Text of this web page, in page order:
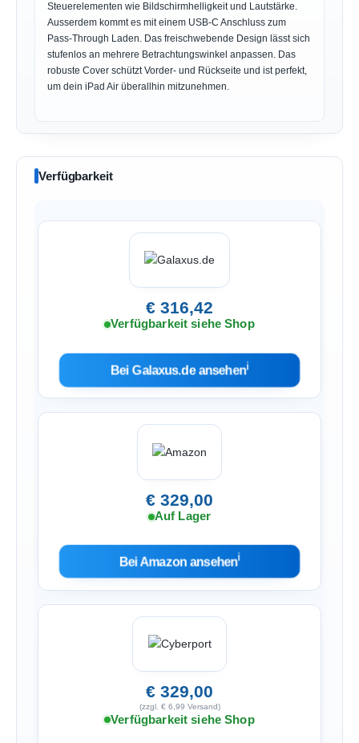
Steuerelementen wie Bildschirmhelligkeit und Lautstärke.
Ausserdem kommt es mit einem USB-C Anschluss zum
Pass-Through Laden. Das freischwebende Design lässt sich
stufenlos an mehrere Betrachtungswinkel anpassen. Das
robuste Cover schützt Vorder- und Rückseite und ist perfekt,
um dein iPad Air überallhin mitzunehmen.
Verfügbarkeit
€ 316,42
Verfügbarkeit siehe Shop
Bei Galaxus.de ansehenℹ︎
€ 329,00
Auf Lager
Bei Amazon ansehenℹ︎
€ 329,00
(zzgl. € 6,99 Versand)
Verfügbarkeit siehe Shop